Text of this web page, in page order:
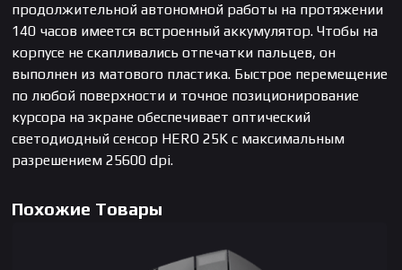
продолжительной автономной работы на протяжении
140 часов имеется встроенный аккумулятор. Чтобы на
корпусе не скапливались отпечатки пальцев, он
выполнен из матового пластика. Быстрое перемещение
по любой поверхности и точное позиционирование
курсора на экране обеспечивает оптический
светодиодный сенсор HERO 25K с максимальным
разрешением 25600 dpi.
Похожие Товары